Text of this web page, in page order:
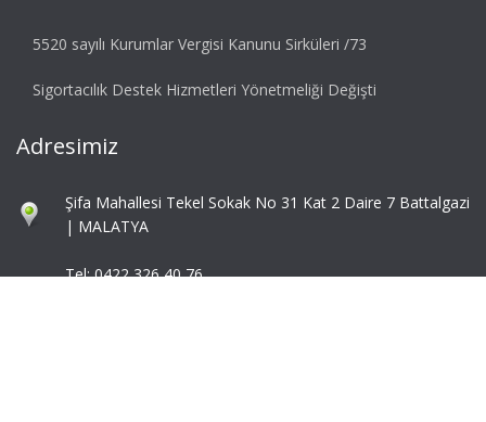
5520 sayılı Kurumlar Vergisi Kanunu Sirküleri /73
Sigortacılık Destek Hizmetleri Yönetmeliği Değişti
Adresimiz
Şifa Mahallesi Tekel Sokak No 31 Kat 2 Daire 7 Battalgazi
| MALATYA
Tel: 0422 326 40 76